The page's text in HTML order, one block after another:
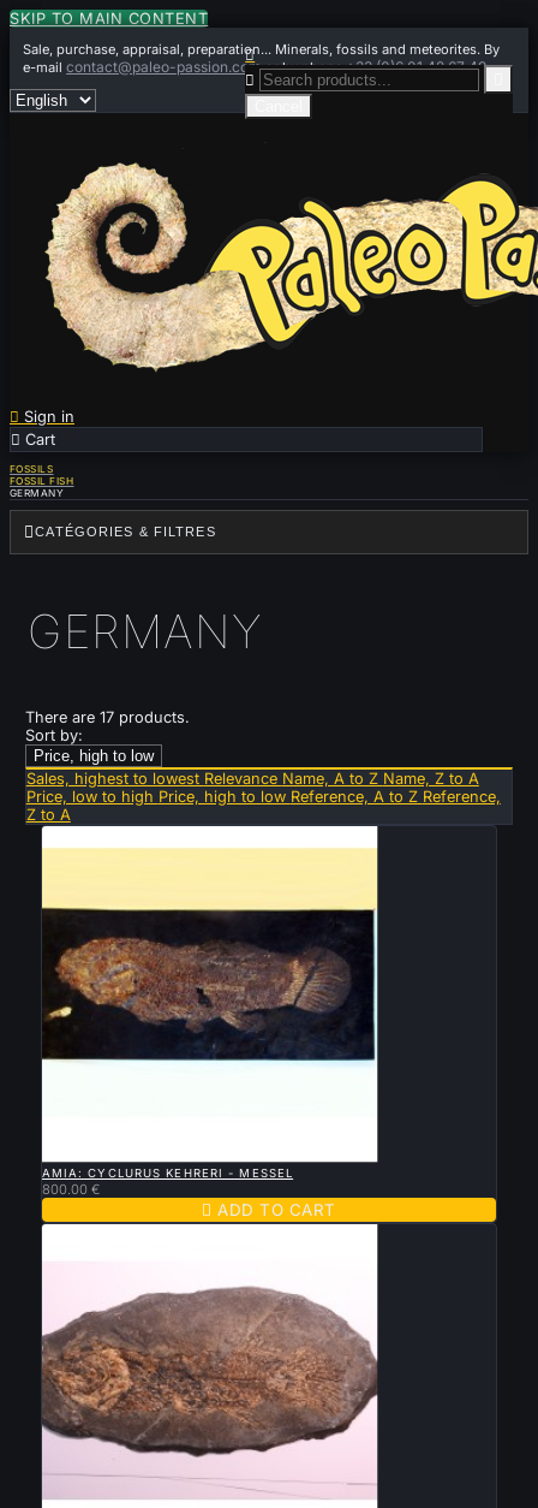
SKIP TO MAIN CONTENT
Sale, purchase, appraisal, preparation... Minerals, fossils and meteorites. By
e-mailcontact@paleo-passion.comor by phone+33 (0)6 01 42 67 49
 Sign in
 Cart


FOSSILS
FOSSIL FISH
GERMANY
CATÉGORIES & FILTRES
GERMANY
There are 17 products.
Sort by:
Price, high to low
Sales, highest to lowest Relevance Name, A to Z Name, Z to A
Price, low to high Price, high to low Reference, A to Z Reference,
Z to A
AMIA: CYCLURUS KEHRERI - MESSEL
800.00 €
 ADD TO CART